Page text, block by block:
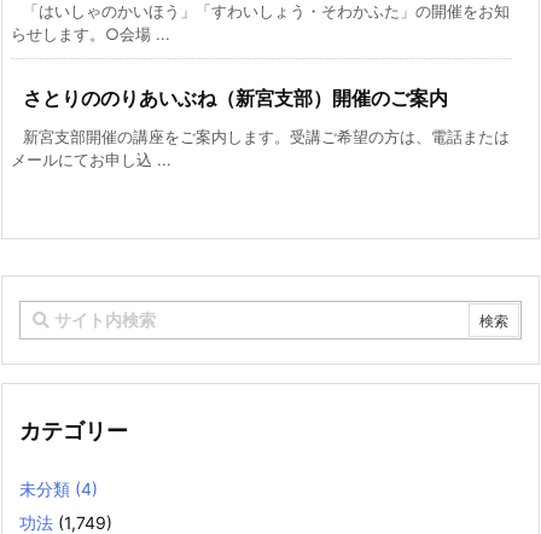
「はいしゃのかいほう」「すわいしょう・そわかふた」の開催をお知
らせします。○会場 ...
さとりののりあいぶね（新宮支部）開催のご案内
新宮支部開催の講座をご案内します。受講ご希望の方は、電話または
メールにてお申し込 ...
カテゴリー
未分類 (4)
功法 (1,749)